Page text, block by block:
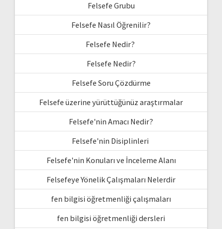
Felsefe Grubu
Felsefe Nasıl Öğrenilir?
Felsefe Nedir?
Felsefe Nedir?
Felsefe Soru Çözdürme
Felsefe üzerine yürüttüğünüz araştırmalar
Felsefe'nin Amacı Nedir?
Felsefe'nin Disiplinleri
Felsefe'nin Konuları ve İnceleme Alanı
Felsefeye Yönelik Çalışmaları Nelerdir
fen bilgisi öğretmenliği çalışmaları
fen bilgisi öğretmenliği dersleri